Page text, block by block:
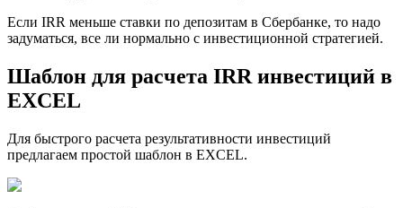
Если IRR меньше ставки по депозитам в Сбербанке, то надо
задуматься, все ли нормально с инвестиционной стратегией.
Шаблон для расчета IRR инвестиций в
EXCEL
Для быстрого расчета результативности инвестиций
предлагаем простой шаблон в EXCEL.